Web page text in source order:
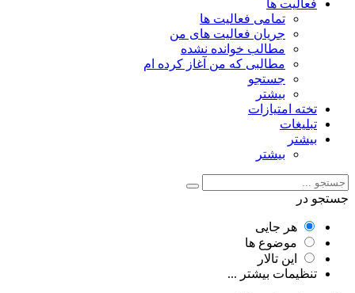
فعالیت ها
تمامی فعالیت ها
جریان فعالیت های من
مطالب خوانده نشده
مطالبی که من آغاز کرده ام
جستجو
بیشتر
تخته امتیازات
تبلیغات
بیشتر
بیشتر
جستجو در
هر جایی
موضوع ها
این تالار
تنظیمات بیشتر ...